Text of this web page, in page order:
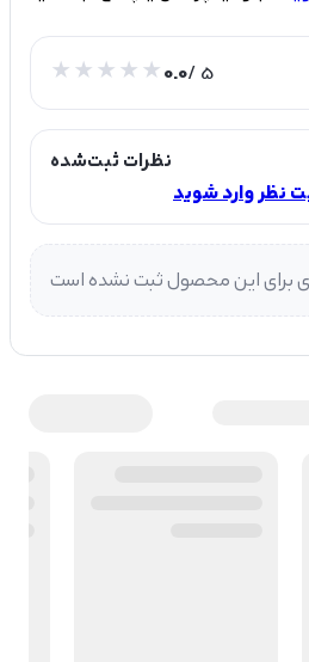
0.0/ 5
نظرات ثبت‌شده
نظر وارد شوید